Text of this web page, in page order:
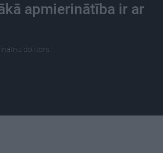
apmierinātība ir ar
doktors, -